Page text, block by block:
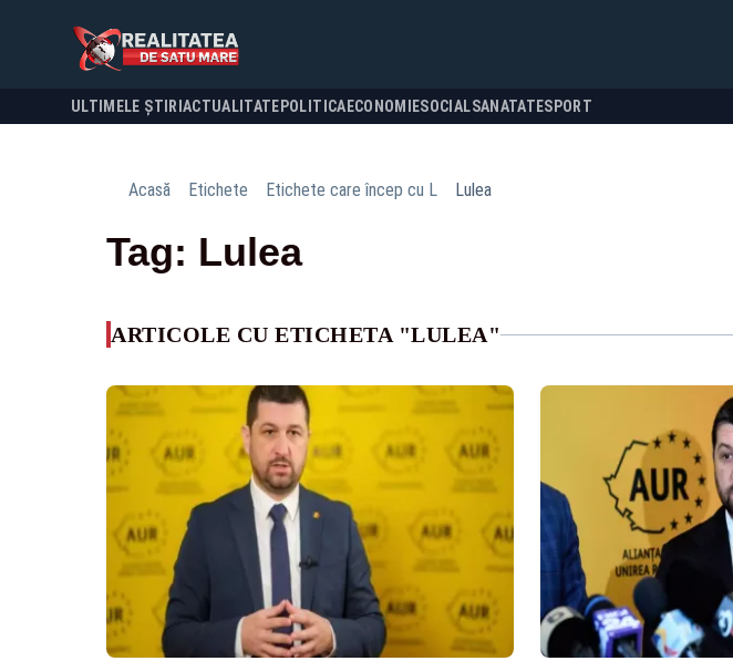
ULTIMELE ȘTIRI ACTUALITATE POLITICA ECONOMIESOCIALSANATATESPORT
Acasă Etichete Etichete care încep cu L Lulea
Tag: Lulea
ARTICOLE CU ETICHETA "LULEA"